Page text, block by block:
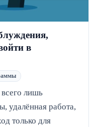
в
лишь
удалённая работа,
только для